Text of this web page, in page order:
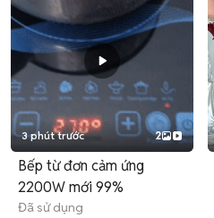
3 phút trước 2
Bếp từ đơn cảm ứng
2200W mới 99%
Đã sử dụng